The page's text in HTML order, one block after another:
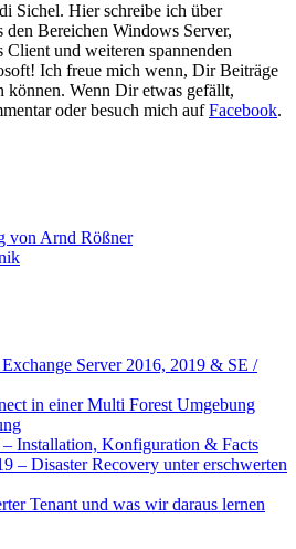
Sichel. Hier schreibe ich über
den Bereichen Windows Server,
und weiteren spannenden
Ich freue mich wenn, Dir Beiträge
können. Wenn Dir etwas gefällt,
oder besuch mich aufFacebook.
von Arnd Rößner
Server 2016, 2019 & SE /
in einer Multi Forest Umgebung
– Installation, Konfiguration & Facts
– Disaster Recovery unter erschwerten
Tenant und was wir daraus lernen